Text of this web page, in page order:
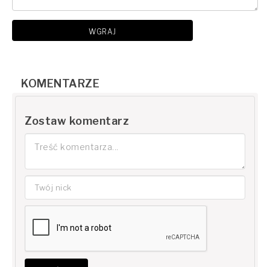
WGRAJ
KOMENTARZE
Zostaw komentarz